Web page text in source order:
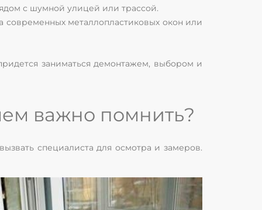
с шумной улицей или трассой.
современных металлопластиковых окон или
заниматься демонтажем, выбором и
важно помнить?
специалиста для осмотра и замеров.